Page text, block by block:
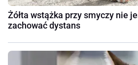
Żółta wstążka przy smyczy nie
zachować dystans